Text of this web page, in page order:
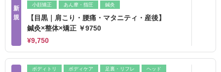
新
規
小顔矯正
あん摩・指圧 鍼灸
【目黒｜肩こり・腰痛・マタニティ・産後】
鍼灸×整体×矯正 ￥9750
¥9,750
ボディトリ ボディケア 足裏・リフレ
ヘッド